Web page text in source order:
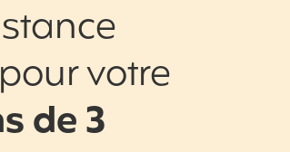
votre
de 3